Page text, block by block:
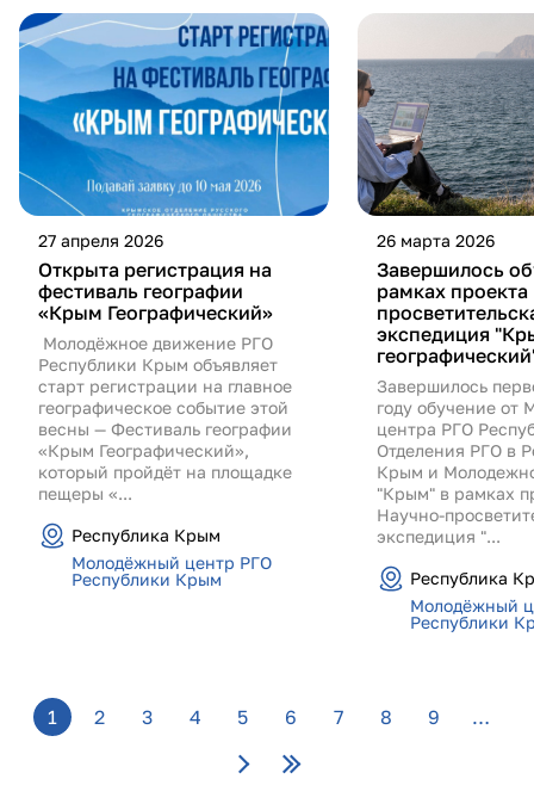
27 апреля 2026
Открыта регистрация на
фестиваль географии
«Крым Географический»
Молодёжное движение РГО
Республики Крым объявляет
старт регистрации на главное
географическое событие этой
весны — Фестиваль географии
«Крым Географический»,
который пройдёт на площадке
пещеры «...
Республика Крым
Молодёжный центр РГО
Республики Крым
26 марта 2026
Завершилось
рамках
экспедиция
Завершилось
году обучение от
центра РГО
Отделения РГО в
Крым и
"Крым" в рамках
Научно-
экспедиция "...
Республика
Молодёжный
Республики
1 2 3 4 5 6 7 8 9 …